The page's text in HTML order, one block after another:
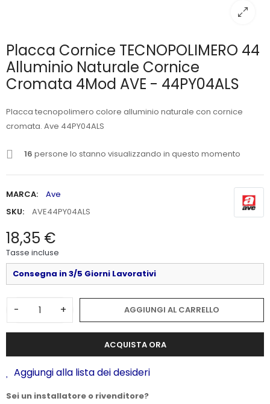
Placca Cornice TECNOPOLIMERO 44
Alluminio Naturale Cornice
Cromata 4Mod AVE - 44PY04ALS
Placca tecnopolimero colore alluminio naturale con cornice
cromata. Ave 44PY04ALS
16 persone lo stanno visualizzando in questo momento
MARCA:
Ave
SKU:
AVE44PY04ALS
18,35 €
Tasse incluse
Consegna in 3/5 Giorni Lavorativi
- + AGGIUNGI AL CARRELLO
ACQUISTA ORA
Aggiungi alla lista dei desideri
Sei un installatore o rivenditore?